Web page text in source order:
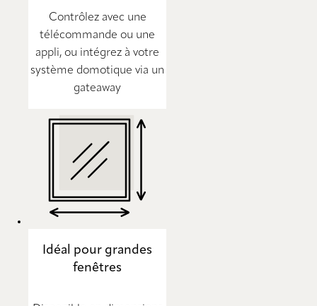
Contrôlez avec une
télécommande ou une
appli, ou intégrez à votre
système domotique via un
gateaway
Idéal pour grandes
fenêtres